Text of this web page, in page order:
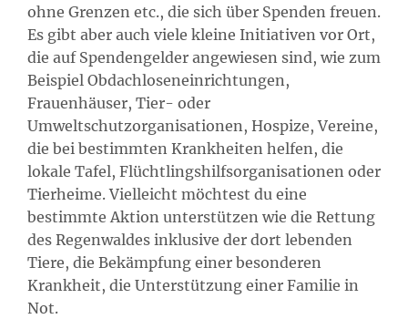
ohne Grenzen etc., die sich über Spenden freuen.
Es gibt aber auch viele kleine Initiativen vor Ort,
die auf Spendengelder angewiesen sind, wie zum
Beispiel Obdachloseneinrichtungen,
Frauenhäuser, Tier- oder
Umweltschutzorganisationen, Hospize, Vereine,
die bei bestimmten Krankheiten helfen, die
lokale Tafel, Flüchtlingshilfsorganisationen oder
Tierheime. Vielleicht möchtest du eine
bestimmte Aktion unterstützen wie die Rettung
des Regenwaldes inklusive der dort lebenden
Tiere, die Bekämpfung einer besonderen
Krankheit, die Unterstützung einer Familie in
Not.